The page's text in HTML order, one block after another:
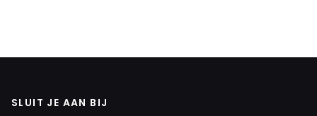
SLUIT JE AAN BIJ